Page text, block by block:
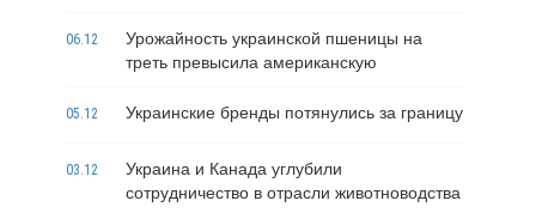
06.12
Урожайность украинской пшеницы на
треть превысила американскую
05.12 Украинские бренды потянулись за границу
03.12
Украина и Канада углубили
сотрудничество в отрасли животноводства